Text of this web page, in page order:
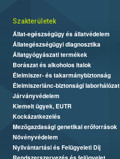
Szakterületek
Állat-egészségügy és állatvédelem
Állategészségügyi diagnosztika
Állatgyógyászati termékek
Borászat és alkoholos italok
Élelmiszer- és takarmánybiztonság
Élelmiszerlánc-biztonsági laborhálózat
Járványvédelem
Kiemelt ügyek, EUTR
Kockázatkezelés
Mezőgazdasági genetikai erőforrások
Növényvédelem
Nyilvántartási és Felügyeleti Díj